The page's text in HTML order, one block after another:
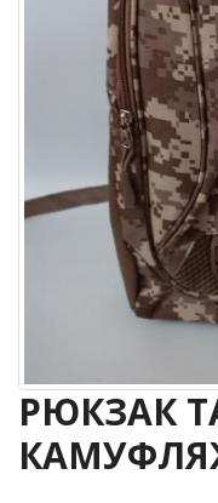
РЮКЗАК